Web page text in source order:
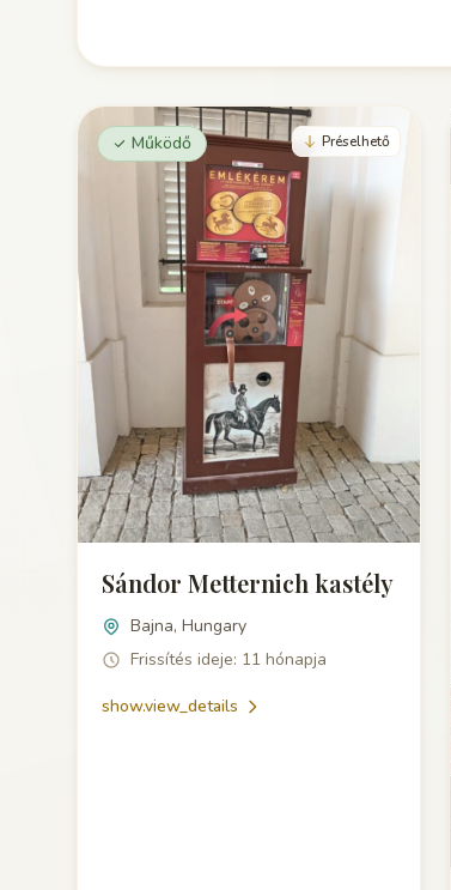
Működő Préselhető
Sándor Metternich kastély
Bajna, Hungary
Frissítés ideje: 11 hónapja
show.view_details